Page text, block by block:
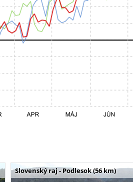
Slovenský raj - Podlesok (56 km)